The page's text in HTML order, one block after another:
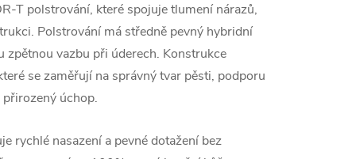
T polstrování, které spojuje tlumení nárazů,
Polstrování má středně pevný hybridní
zpětnou vazbu při úderech. Konstrukce
se zaměřují na správný tvar pěsti, podporu
úchop.
rychlé nasazení a pevné dotažení bez